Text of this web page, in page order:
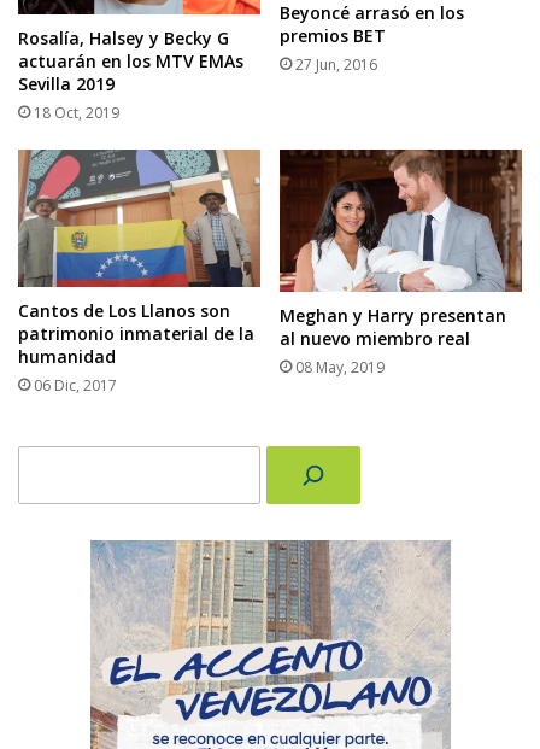
Rosalía, Halsey y Becky G
actuarán en los MTV EMAs
Sevilla 2019
18 Oct, 2019
Beyoncé arrasó en los
premios BET
27 Jun, 2016
Cantos de Los Llanos son
patrimonio inmaterial de la
humanidad
06 Dic, 2017
Meghan y Harry presentan
al nuevo miembro real
08 May, 2019